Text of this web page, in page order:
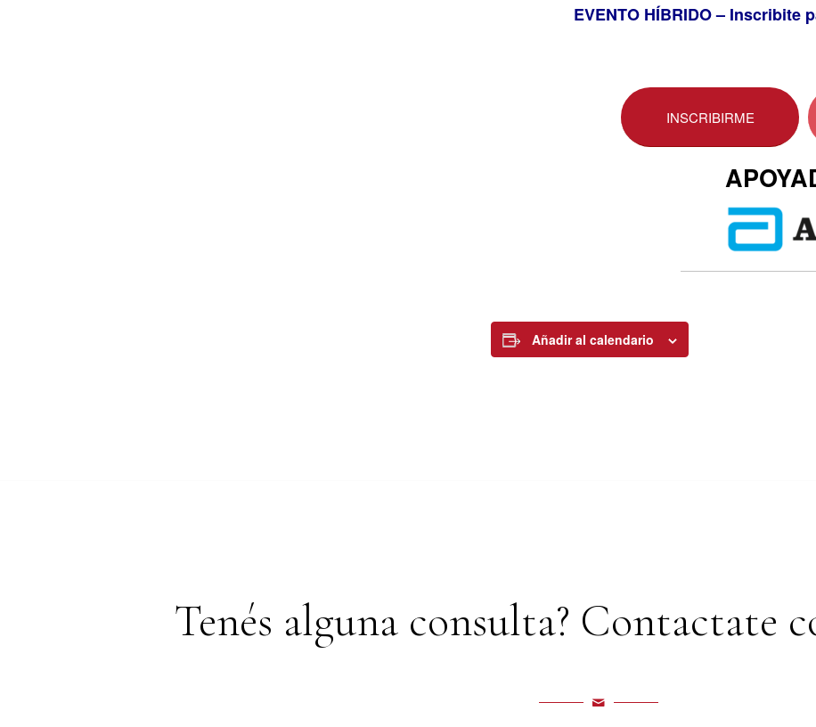
EVENTO HÍBRIDO – Inscribite
INSCRIBIRME
Añadir al calendario
Tenés alguna consulta? Contactate